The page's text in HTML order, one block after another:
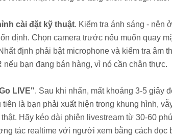
cài đặt kỹ thuật. Kiểm tra ánh sáng - nên
định. Chọn camera trước nếu muốn quay
định phải bật microphone và kiểm tra âm
nếu bạn đang bán hàng, vì nó cần chân thực.
LIVE". Sau khi nhấn, mất khoảng 3-5 giây
tiên là bạn phải xuất hiện trong khung hình,
Hãy kéo dài phiên livestream từ 30-60
tác realtime với người xem bằng cách đọc